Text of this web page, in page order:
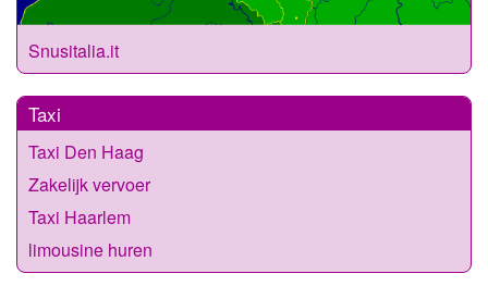
Snusitalia.it
Taxi
Taxi Den Haag
Zakelijk vervoer
Taxi Haarlem
limousine huren